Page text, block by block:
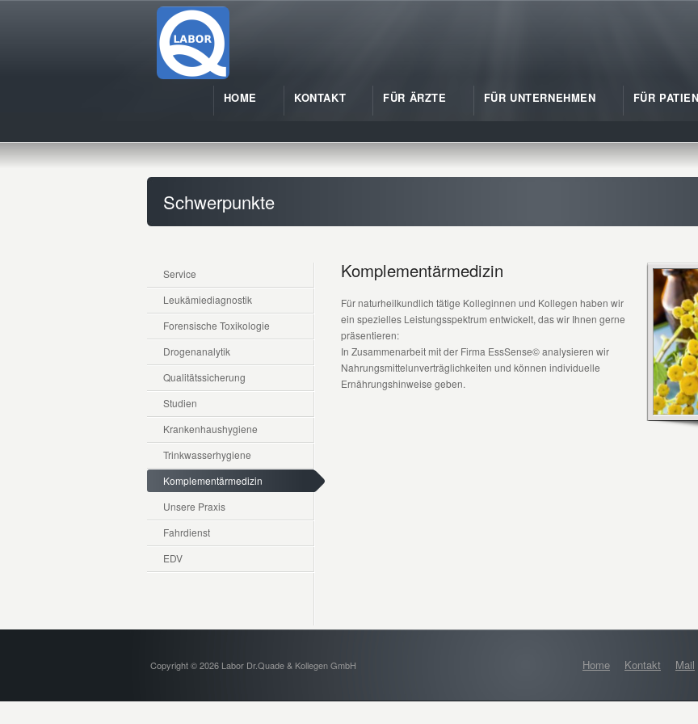
HOME KONTAKT FÜR ÄRZTE FÜR UNTERNEHMEN FÜR
Schwerpunkte
Service
Leukämiediagnostik
Forensische Toxikologie
Drogenanalytik
Qualitätssicherung
Studien
Krankenhaushygiene
Trinkwasserhygiene
Komplementärmedizin
Unsere Praxis
Fahrdienst
EDV
Komplementärmedizin
Für naturheilkundlich tätige Kolleginnen und Kollegen haben wir
ein spezielles Leistungsspektrum entwickelt, das wir Ihnen gerne
präsentieren:
In Zusammenarbeit mit der Firma EssSense© analysieren wir
Nahrungsmittelunverträglichkeiten und können individuelle
Ernährungshinweise geben.
Copyright © 2026 Labor Dr.Quade & Kollegen GmbH Home Kontakt Mail